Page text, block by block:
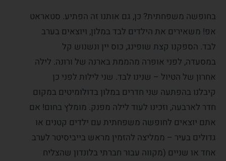
בחופשה משפחתית? כן, גם אותנו זה הפתיע. סטאראט
אפ! משאירים את הילדים לבד במלון, ויוצאים בערב
לבד. הספקנו קצת שופינג, כוס יין ונשנוש קל
במסעדה, לפני אופרה מהממת בארנה של ורונה. לילה
אחרון של הטיול – שנינו לבד. שני לילות לפני כן
קיבלנו בהפתעה שני חדרים במלון בדולומיטים במקום
חדר לארבעה, וזכינו לעוד לילה מפנק. מומלץ בחום! אם
אתם יוצאים לחופשה משפחתית עם ילדים קטנים או
גדולים בעיר – ממליצה להזמין מראש בייביסיטר לערב
אחד או שניים (מקווה עבור חברתי בלונדון שהצליח